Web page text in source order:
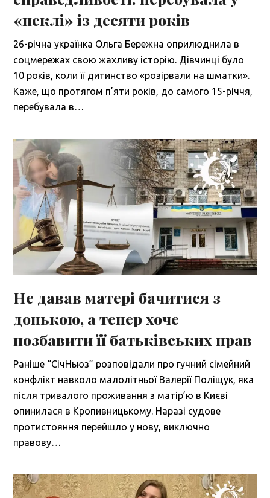
«пеклі» із десяти років
26-річна українка Ольга Бережна оприлюднила в
соцмережах свою жахливу історію. Дівчинці було
10 років, коли її дитинство «розірвали на шматки».
Каже, що протягом п’яти років, до самого 15-річчя,
перебувала в…
Не давав матері бачитися з
донькою, а тепер хоче
позбавити її батьківських прав
Раніше “СічНьюз” розповідали про гучний сімейний
конфлікт навколо малолітньої Валерії Поліщук, яка
після тривалого проживання з матір’ю в Києві
опинилася в Кропивницькому. Наразі судове
протистояння перейшло у нову, виключно
правову…